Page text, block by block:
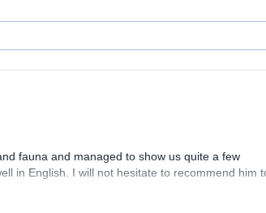
fauna and managed to show us quite a few
in English. I will not hesitate to recommend him